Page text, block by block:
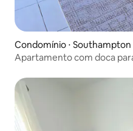
Condomínio ⋅ Southampton
Apartamento com doca